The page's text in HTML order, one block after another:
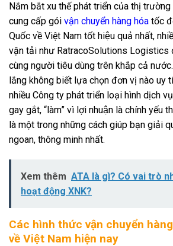
Nắm bắt xu thế phát triển của thị
cung cấp gói vận chuyển hàng hóa tốc
Quốc về Việt Nam tốt hiệu quả nhất,
vận tải như RatracoSolutions Logistics
cùng người tiêu dùng trên khắp cả
lắng không biết lựa chọn đơn vị nào uy
nhiều Công ty phát triển loại hình dịch
gay gắt, “làm” vì lợi nhuận là chính yếu
là một trong những cách giúp bạn giải
ngoan, thông minh nhất.
Xem thêm ATA là gì? Có vai trò
hoạt động XNK?
Các hình thức vận chuyển
về Việt Nam hiện nay